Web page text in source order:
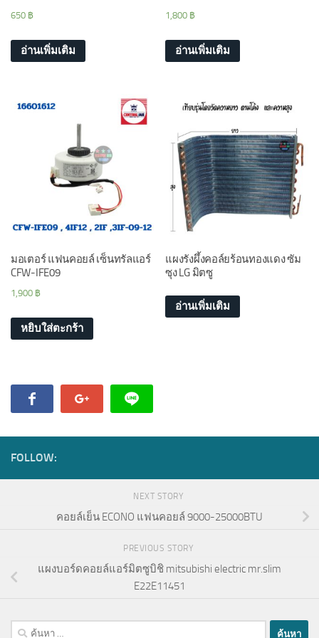
650 ฿
อ่านเพิ่มเติม
1,800 ฿
อ่านเพิ่มเติม
มอเตอร์ แฟนคอยล์ เซ็นทรัลแอร์
CFW-IFE09
1,900 ฿
หยิบใส่ตะกร้า
แผงรังผึ้งคอล์ยร้อนทองแดง ซัม
ซุง LG มิตซู
อ่านเพิ่มเติม
FOLLOW:
NEXT STORY
คอยล์เย็น ECONO แฟนคอยล์ 9000-25000BTU
PREVIOUS STORY
แผงบอร์ดคอยล์แอร์มิตซูบิชิ mitsubishi electric mr.slim
E22E11451
ค้นหา